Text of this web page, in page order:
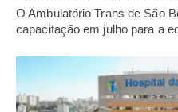
O Ambulatório Trans de São
capacitação em julho para a